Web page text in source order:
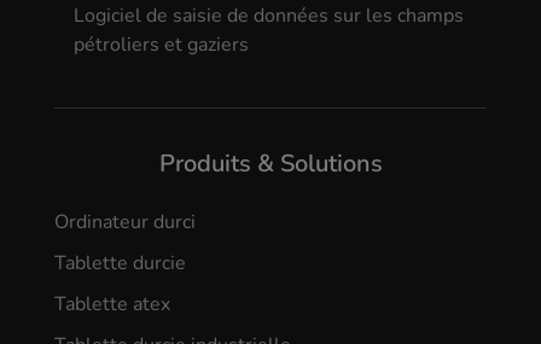
Logiciel de saisie de données sur les champs
pétroliers et gaziers
Produits & Solutions
Ordinateur durci
Tablette durcie
Tablette atex